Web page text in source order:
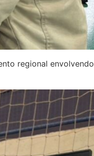
regional envolvendo